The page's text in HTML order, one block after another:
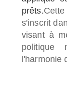
prêts.
s'inscrit
visant à
politique
l'harmonie